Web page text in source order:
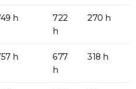
h
722
h
270 h
h
677
h
318 h